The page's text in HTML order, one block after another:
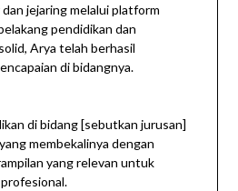
jejaring melalui platform
pendidikan dan
Arya telah berhasil
di bidangnya.
di bidang [sebutkan jurusan]
membekalinya dengan
yang relevan untuk